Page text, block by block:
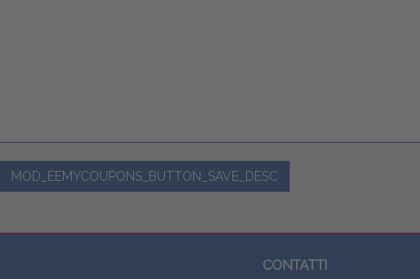
MOD_EEMYCOUPONS_BUTTON_SAVE_DESC
CONTATTI